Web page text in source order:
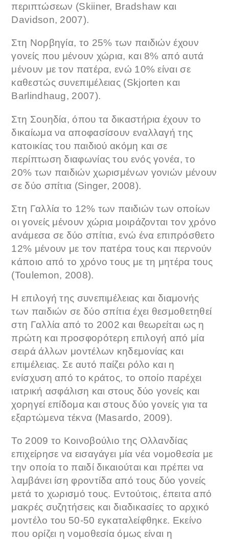
περιπτώσεων (Skiiner, Bradshaw και
Davidson, 2007).
Στη Νορβηγία, το 25% των παιδιών έχουν
γονείς που μένουν χώρια, και 8% από αυτά
μένουν με τον πατέρα, ενώ 10% είναι σε
καθεστώς συνεπιμέλειας (Skjorten και
Barlindhaug, 2007).
Στη Σουηδία, όπου τα δικαστήρια έχουν το
δικαίωμα να αποφασίσουν εναλλαγή της
κατοικίας του παιδιού ακόμη και σε
περίπτωση διαφωνίας του ενός γονέα, το
20% των παιδιών χωρισμένων γονιών μένουν
σε δύο σπίτια (Singer, 2008).
Στη Γαλλία το 12% των παιδιών των οποίων
οι γονείς μένουν χώρια μοιράζονται τον χρόνο
ανάμεσα σε δύο σπίτια, ενώ ένα επιπρόσθετο
12% μένουν με τον πατέρα τους και περνούν
κάποιο από το χρόνο τους με τη μητέρα τους
(Toulemon, 2008).
Η επιλογή της συνεπιμέλειας και διαμονής
των παιδιών σε δύο σπίτια έχει θεσμοθετηθεί
στη Γαλλία από το 2002 και θεωρείται ως η
πρώτη και προσφορότερη επιλογή από μία
σειρά άλλων μοντέλων κηδεμονίας και
επιμέλειας. Σε αυτό παίζει ρόλο και η
ενίσχυση από το κράτος, το οποίο παρέχει
ιατρική ασφάλιση και στους δύο γονείς και
χορηγεί επίδομα και στους δύο γονείς για τα
εξαρτώμενα τέκνα (Masardo, 2009).
Το 2009 το Κοινοβούλιο της Ολλανδίας
επιχείρησε να εισαγάγει μία νέα νομοθεσία με
την οποία το παιδί δικαιούται και πρέπει να
λαμβάνει ίση φροντίδα από τους δύο γονείς
μετά το χωρισμό τους. Εντούτοις, έπειτα από
μακρές συζητήσεις και διαδικασίες το αρχικό
μοντέλο του 50-50 εγκαταλείφθηκε. Εκείνο
που ορίζει η νομοθεσία όμως είναι η